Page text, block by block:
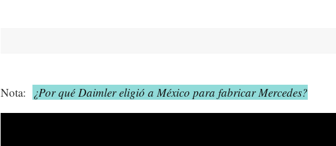
Nota: ¿Por qué Daimler eligió a México para fabricar Mercedes?